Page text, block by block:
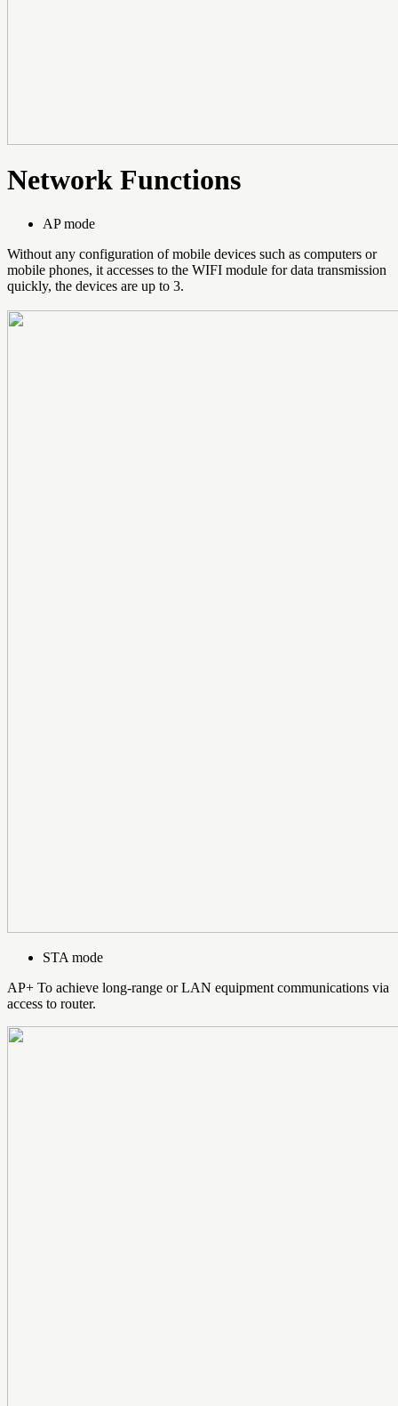
Network Functions
AP mode
Without any configuration of mobile devices such as computers or
mobile phones, it accesses to the WIFI module for data transmission
quickly, the devices are up to 3.
STA mode
AP+ To achieve long-range or LAN equipment communications via
access to router.